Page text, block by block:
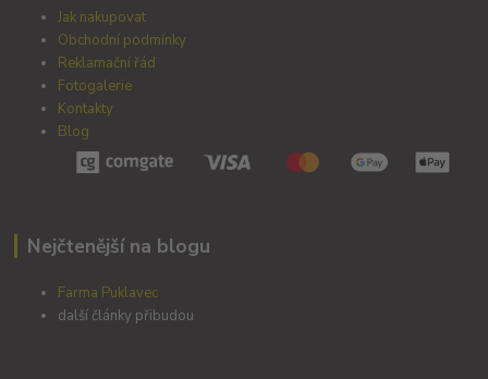
Jak nakupovat
Obchodní podmínky
Reklamační řád
Fotogalerie
Kontakty
Blog
Nejčtenější na blogu
Farma Puklavec
další články přibudou